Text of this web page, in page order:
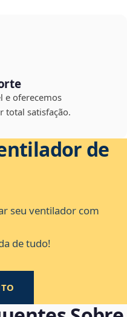
e oferecemos
total satisfação.
de
seu ventilador com
de tudo!